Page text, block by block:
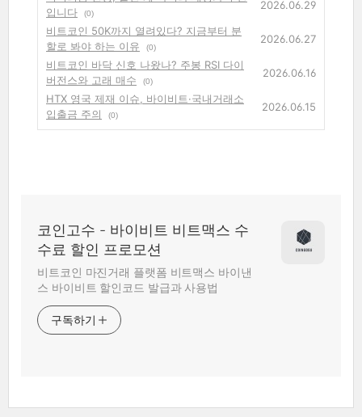
입니다
(0)
2026.06.29
비트코인 50K까지 열려있다? 지금부터 분
할로 봐야 하는 이유
(0)
2026.06.27
비트코인 바닥 신호 나왔나? 주봉 RSI 다이
버전스와 고래 매수
(0)
2026.06.16
HTX 영국 제재 이슈, 바이비트·국내거래소
입출금 주의
(0)
2026.06.15
코인고수 - 바이비트 비트맥스 수
수료 할인 프로모션
비트코인 마진거래 플랫폼 비트맥스 바이낸
스 바이비트 할인코드 발급과 사용법
구독하기